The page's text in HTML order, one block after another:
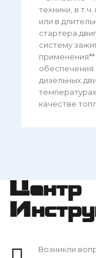
техники, в
или в
стартера
систему
обеспечения
дизельных
качестве
Центр
Возникли